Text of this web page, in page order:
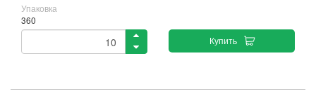
Упаковка
360
Купить